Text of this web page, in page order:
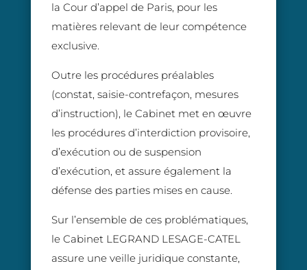
la Cour d’appel de Paris, pour les
matières relevant de leur compétence
exclusive.
Outre les procédures préalables
(constat, saisie-contrefaçon, mesures
d’instruction), le Cabinet met en œuvre
les procédures d’interdiction provisoire,
d’exécution ou de suspension
d’exécution, et assure également la
défense des parties mises en cause.
Sur l’ensemble de ces problématiques,
le Cabinet LEGRAND LESAGE-CATEL
assure une veille juridique constante,